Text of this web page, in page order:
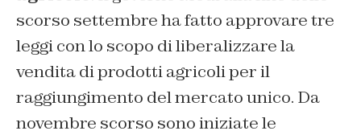
scorso settembre ha fatto approvare tre
leggi con lo scopo di liberalizzare la
vendita di prodotti agricoli per il
raggiungimento del mercato unico. Da
novembre scorso sono iniziate le